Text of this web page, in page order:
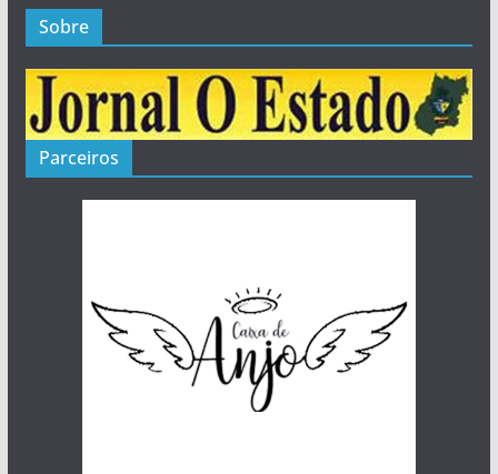
Sobre
Parceiros